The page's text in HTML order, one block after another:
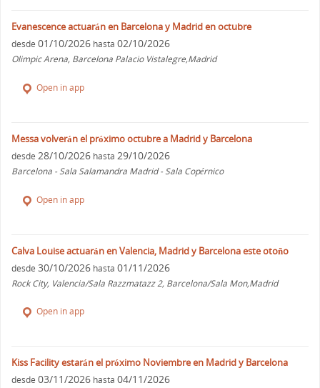
Evanescence actuarán en Barcelona y Madrid en octubre
desde 01/10/2026 hasta 02/10/2026
Olimpic Arena, Barcelona Palacio Vistalegre,Madrid
Open in app
Messa volverán el próximo octubre a Madrid y Barcelona
desde 28/10/2026 hasta 29/10/2026
Barcelona - Sala Salamandra Madrid - Sala Copérnico
Open in app
Calva Louise actuarán en Valencia, Madrid y Barcelona este otoño
desde 30/10/2026 hasta 01/11/2026
Rock City, Valencia/Sala Razzmatazz 2, Barcelona/Sala Mon,Madrid
Open in app
Kiss Facility estarán el próximo Noviembre en Madrid y Barcelona
desde 03/11/2026 hasta 04/11/2026